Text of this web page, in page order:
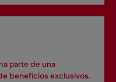
parte de una
beneficios exclusivos.